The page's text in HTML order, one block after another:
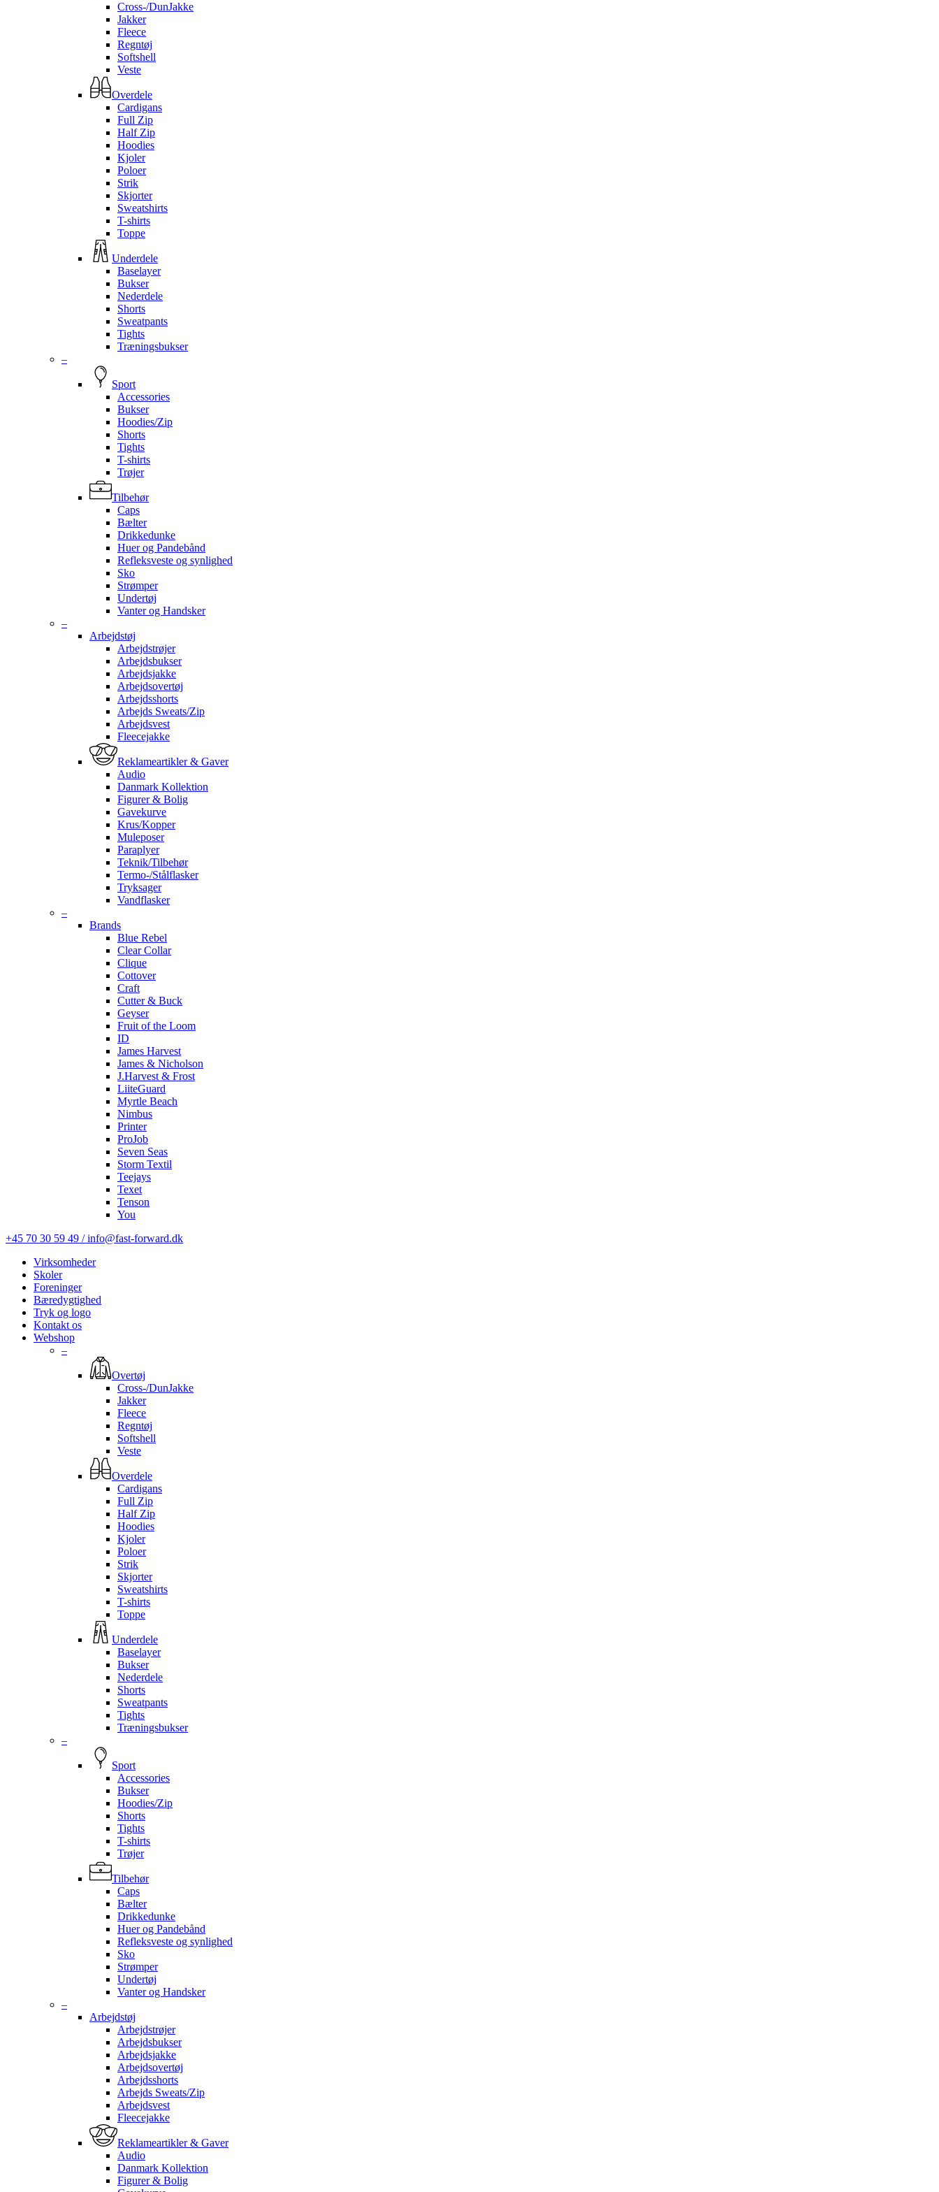
Cross-/DunJakke
Jakker
Fleece
Regntøj
Softshell
Veste
Overdele
Cardigans
Full Zip
Half Zip
Hoodies
Kjoler
Poloer
Strik
Skjorter
Sweatshirts
T-shirts
Toppe
Underdele
Baselayer
Bukser
Nederdele
Shorts
Sweatpants
Tights
Træningsbukser
–
Sport
Accessories
Bukser
Hoodies/Zip
Shorts
Tights
T-shirts
Trøjer
Tilbehør
Caps
Bælter
Drikkedunke
Huer og Pandebånd
Refleksveste og synlighed
Sko
Strømper
Undertøj
Vanter og Handsker
–
Arbejdstøj
Arbejdstrøjer
Arbejdsbukser
Arbejdsjakke
Arbejdsovertøj
Arbejdsshorts
Arbejds Sweats/Zip
Arbejdsvest
Fleecejakke
Reklameartikler & Gaver
Audio
Danmark Kollektion
Figurer & Bolig
Gavekurve
Krus/Kopper
Muleposer
Paraplyer
Teknik/Tilbehør
Termo-/Stålflasker
Tryksager
Vandflasker
–
Brands
Blue Rebel
Clear Collar
Clique
Cottover
Craft
Cutter & Buck
Geyser
Fruit of the Loom
ID
James Harvest
James & Nicholson
J.Harvest & Frost
LiiteGuard
Myrtle Beach
Nimbus
Printer
ProJob
Seven Seas
Storm Textil
Teejays
Texet
Tenson
You
+45 70 30 59 49 / info@fast-forward.dk
Virksomheder
Skoler
Foreninger
Bæredygtighed
Tryk og logo
Kontakt os
Webshop
–
Overtøj
Cross-/DunJakke
Jakker
Fleece
Regntøj
Softshell
Veste
Overdele
Cardigans
Full Zip
Half Zip
Hoodies
Kjoler
Poloer
Strik
Skjorter
Sweatshirts
T-shirts
Toppe
Underdele
Baselayer
Bukser
Nederdele
Shorts
Sweatpants
Tights
Træningsbukser
–
Sport
Accessories
Bukser
Hoodies/Zip
Shorts
Tights
T-shirts
Trøjer
Tilbehør
Caps
Bælter
Drikkedunke
Huer og Pandebånd
Refleksveste og synlighed
Sko
Strømper
Undertøj
Vanter og Handsker
–
Arbejdstøj
Arbejdstrøjer
Arbejdsbukser
Arbejdsjakke
Arbejdsovertøj
Arbejdsshorts
Arbejds Sweats/Zip
Arbejdsvest
Fleecejakke
Reklameartikler & Gaver
Audio
Danmark Kollektion
Figurer & Bolig